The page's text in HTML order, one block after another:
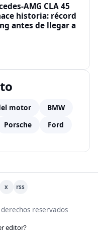
AMG CLA 45
historia: récord
antes de llegar a
motor
BMW
Porsche Ford
x rss
reservados
editor?